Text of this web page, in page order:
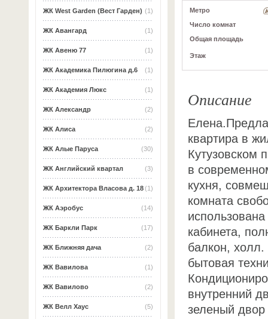
(1)
ЖК West Garden (Вест Гарден)
(1)
ЖК Авангард
(1)
ЖК Авеню 77
(1)
ЖК Академика Пилюгина д.6
(1)
ЖК Академия Люкс
(2)
ЖК Александр
(2)
ЖК Алиса
(30)
ЖК Алые Паруса
(3)
ЖК Английский квартал
(1)
ЖК Архитектора Власова д. 18
(14)
ЖК Аэробус
(17)
ЖК Баркли Парк
(2)
ЖК Ближняя дача
(1)
ЖК Вавилова
(2)
ЖК Вавилово
(5)
ЖК Велл Хаус
Метро
Число комнат
Общая площадь
Этаж
Описание
квартира в
Кутузовском
в
кухня,
комната
кабинета,
балкон,
бытовая
внутренний
зеленый